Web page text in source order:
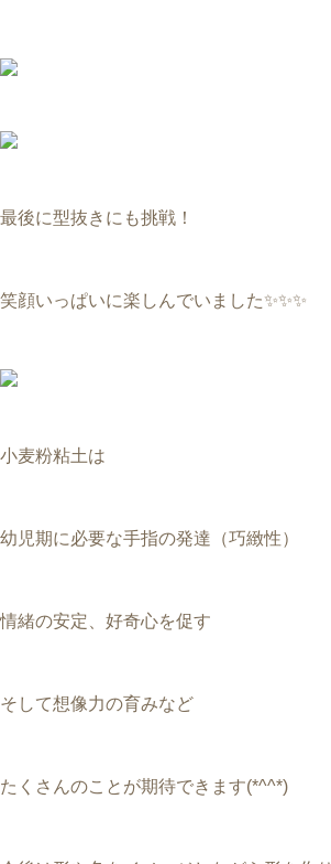
最後に型抜きにも挑戦！
笑顔いっぱいに楽しんでいました✨✨✨
小麦粉粘土は
幼児期に必要な手指の発達（巧緻性）
情緒の安定、好奇心を促す
そして想像力の育みなど
たくさんのことが期待できます(*^^*)